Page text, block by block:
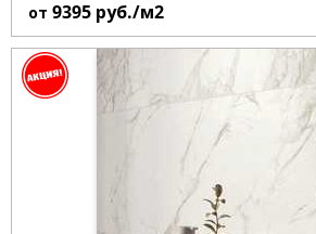
от 9395 руб./м2